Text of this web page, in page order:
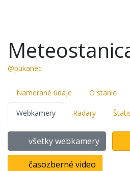
@pukanec
Namerané údaje O stanici
Webkamery Radary
všetky webkamery
časozberné video